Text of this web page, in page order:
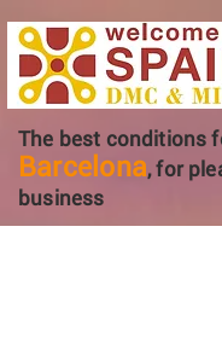
The best conditions
Barcelona, ​​for
business